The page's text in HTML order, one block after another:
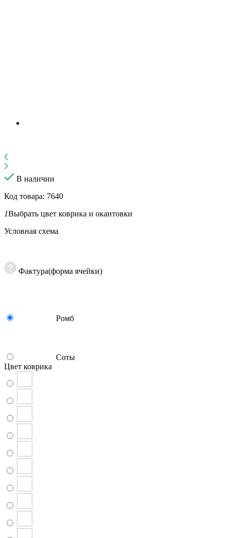
В наличии
Код товара: 7640
1Выбрать цвет коврика и окантовки
Условная схема
Фактура(форма ячейки)
Ромб
Соты
Цвет коврика